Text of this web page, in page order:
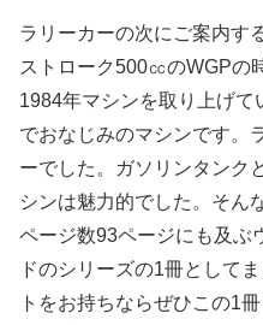
ラリーカーの次にご案内す
ストローク500㏄のWGPの
1984年マシンを取り上げ
でおなじみのマシンです。
ーでした。ガソリンタンク
シンは魅力的でした。そん
ページ数93ページにも及ぶ
ドのシリーズの1冊として
トをお持ちならぜひこの1